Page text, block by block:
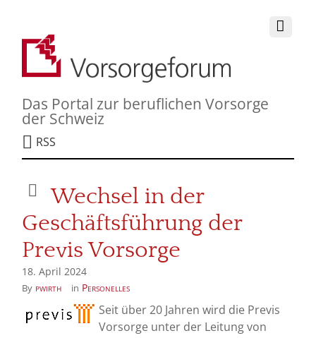
Das Portal zur beruflichen Vorsorge
der Schweiz
RSS
Wechsel in der
Geschäftsführung der
Previs Vorsorge
18. April 2024
By pwirth in Personelles
Seit über 20 Jahren wird die Previs
Vorsorge unter der Leitung von